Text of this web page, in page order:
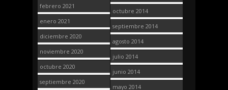
febrero 2021
enero 2021
diciembre 2020
noviembre 2020
octubre 2020
septiembre 2020
octubre 2014
septiembre 2014
agosto 2014
julio 2014
junio 2014
mayo 2014